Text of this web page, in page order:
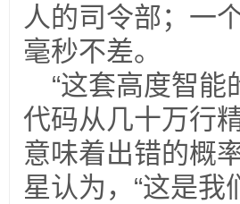
人的司令部；一
毫秒不差。
“这套高度智
代码从几十万行
意味着出错的概
星认为，“这是我